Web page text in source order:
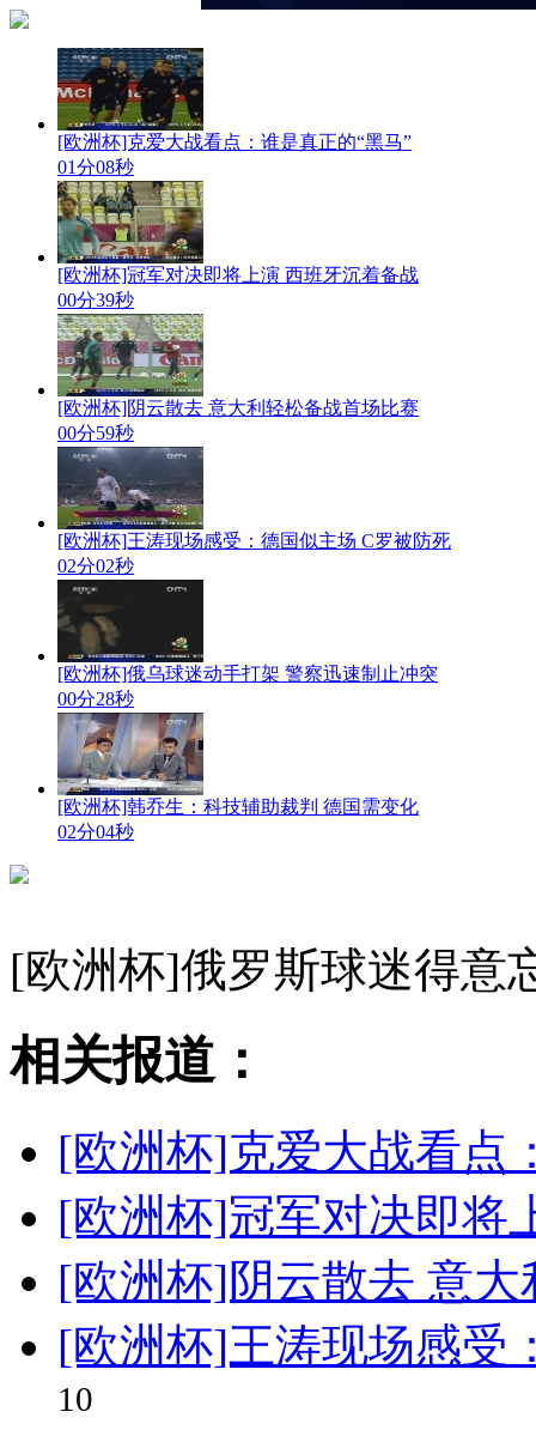
[欧洲杯]克爱大战看点：谁是真正的“黑马”
01分08秒
[欧洲杯]冠军对决即将上演 西班牙沉着备战
00分39秒
[欧洲杯]阴云散去 意大利轻松备战首场比赛
00分59秒
[欧洲杯]王涛现场感受：德国似主场 C罗被防死
02分02秒
[欧洲杯]俄乌球迷动手打架 警察迅速制止冲突
00分28秒
[欧洲杯]韩乔生：科技辅助裁判 德国需变化
02分04秒
[欧洲杯]俄罗斯球迷得意
相关报道：
[欧洲杯]克爱大战看点
[欧洲杯]冠军对决即将
[欧洲杯]阴云散去 意
[欧洲杯]王涛现场感受
10